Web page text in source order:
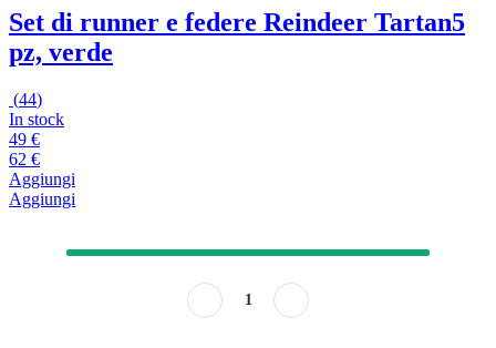
Set di runner e federe Reindeer Tartan5
pz, verde
(44)
In stock
49 €
62 €
Aggiungi
Aggiungi
1